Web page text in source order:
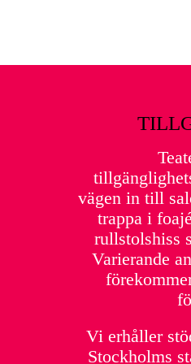
vägen in till
trappa i
rullstolshiss
Varierande
Vi erhåller
Stockholms